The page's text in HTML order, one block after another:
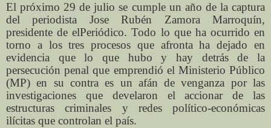
El próximo 29 de julio se cumple un año de la captura
del periodista Jose Rubén Zamora Marroquín,
presidente de elPeriódico. Todo lo que ha ocurrido en
torno a los tres procesos que afronta ha dejado en
evidencia que lo que hubo y hay detrás de la
persecución penal que emprendió el Ministerio Público
(MP) en su contra es un afán de venganza por las
investigaciones que develaron el accionar de las
estructuras criminales y redes político-económicas
ilícitas que controlan el país.